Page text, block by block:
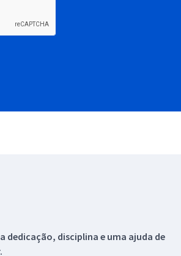
dedicação, disciplina e uma ajuda de